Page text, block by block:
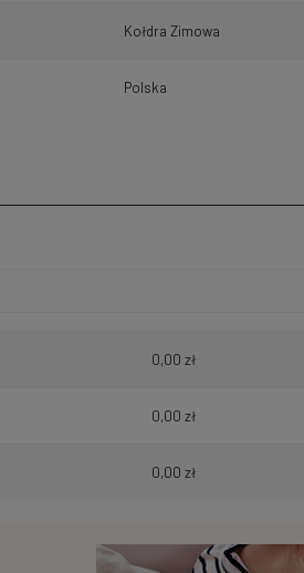
Kołdra Zimowa
Polska
0,00 zł
0,00 zł
0,00 zł